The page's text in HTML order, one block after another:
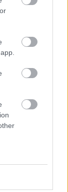
erősít a